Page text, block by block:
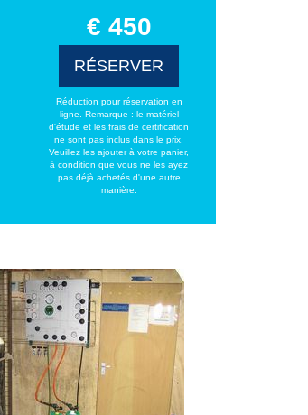
€ 450
RÉSERVER
Réduction pour réservation en
ligne. Remarque : le matériel
d'étude et les frais de certification
ne sont pas inclus dans le prix.
Veuillez les ajouter à votre panier,
à condition que vous ne les ayez
pas déjà achetés d'une autre
manière.